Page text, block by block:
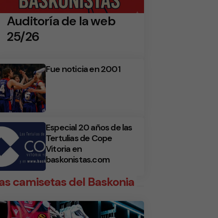
Auditoría de la web
25/26
Fue noticia en 2001
Especial 20 años de las
Tertulias de Cope
Vitoria en
baskonistas.com
camisetas del Baskonia